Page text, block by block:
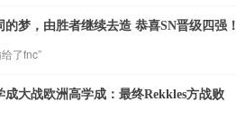
的梦，由胜者继续去造 恭喜SN晋级四强！
了fnc”
成大战欧洲高学成：最终Rekkles方战败